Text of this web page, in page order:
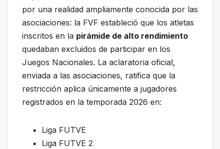
por una realidad ampliamente conocida por las
asociaciones: la FVF estableció que los atletas
inscritos en la pirámide de alto rendimiento
quedaban excluidos de participar en los
Juegos Nacionales. La aclaratoria oficial,
enviada a las asociaciones, ratifica que la
restricción aplica únicamente a jugadores
registrados en la temporada 2026 en:
Liga FUTVE
Liga FUTVE 2